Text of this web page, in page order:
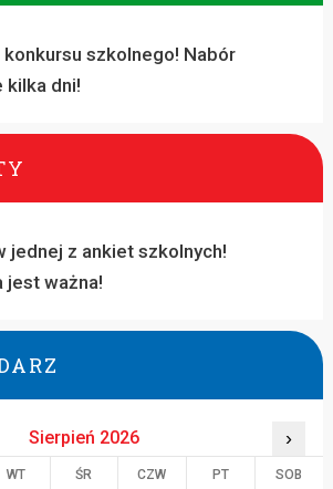
konkursu szkolnego! Nabór
kilka dni!
jednej z ankiet szkolnych!
jest ważna!
Sierpień 2026 ›
WT ŚR CZW PT SOB